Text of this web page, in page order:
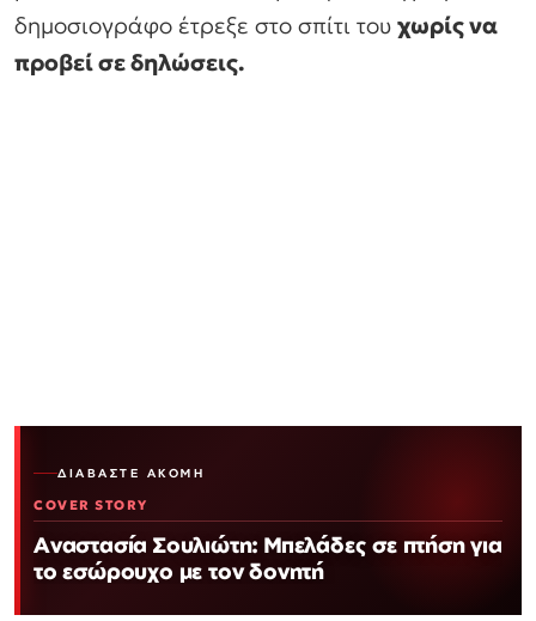
δημοσιογράφο έτρεξε στο σπίτι του χωρίς να
προβεί σε δηλώσεις.
ΔΙΑΒΆΣΤΕ ΑΚΌΜΗ
COVER STORY
Αναστασία Σουλιώτη: Μπελάδες σε πτήση για
το εσώρουχο με τον δονητή